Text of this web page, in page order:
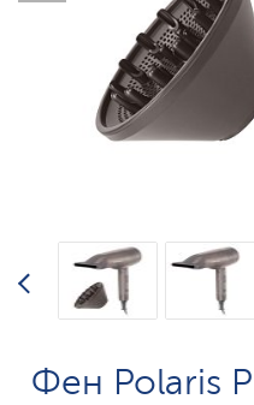
Фен Polaris